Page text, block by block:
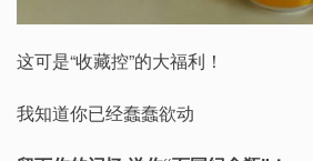
这可是“收藏控”的大福利！
我知道你已经蠢蠢欲动